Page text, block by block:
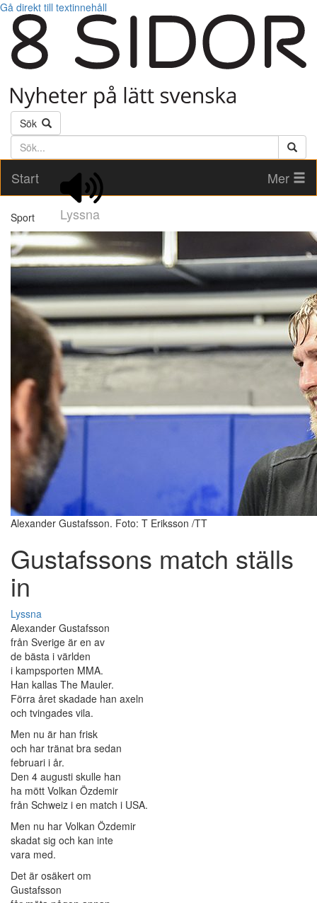
Gå direkt till textinnehåll
Sök
Söktext
Start
Lyssna
Mer
Sport
Alexander Gustafsson. Foto: T Eriksson /TT
Gustafssons match ställs
in
Lyssna
Alexander Gustafsson
från Sverige är en av
de bästa i världen
i kampsporten MMA.
Han kallas The Mauler.
Förra året skadade han axeln
och tvingades vila.
Men nu är han frisk
och har tränat bra sedan
februari i år.
Den 4 augusti skulle han
ha mött Volkan Özdemir
från Schweiz i en match i USA.
Men nu har Volkan Özdemir
skadat sig och kan inte
vara med.
Det är osäkert om
Gustafsson